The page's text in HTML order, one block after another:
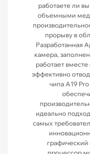
работаете ли
объемными
прорыву в
Разработанная
камера,
работает
эффективно
чипа A19
идеально
самых